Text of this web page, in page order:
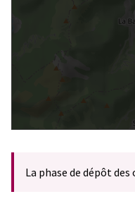
La phase de dépôt